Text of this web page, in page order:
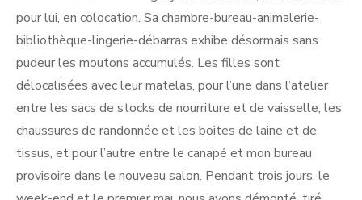
pour lui, en colocation. Sa chambre-bureau-animalerie-
bibliothèque-lingerie-débarras exhibe désormais sans
pudeur les moutons accumulés. Les filles sont
délocalisées avec leur matelas, pour l’une dans l’atelier
entre les sacs de stocks de nourriture et de vaisselle, les
chaussures de randonnée et les boites de laine et de
tissus, et pour l’autre entre le canapé et mon bureau
provisoire dans le nouveau salon. Pendant trois jours, le